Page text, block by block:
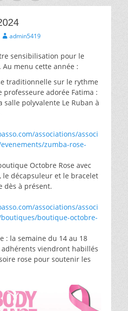
Auteur
admin5419
sensibilisation pour le
Au menu cette année :
traditionnelle sur le rythme
adorée Fatima :
salle polyvalente Le Ruban à
associations/associ
zumba-rose-
Octobre Rose avec
le décapsuleur et le bracelet
dès à présent.
associations/associ
boutique-octobre-
: la semaine du 14 au 18
viendront habillés
rose pour soutenir les